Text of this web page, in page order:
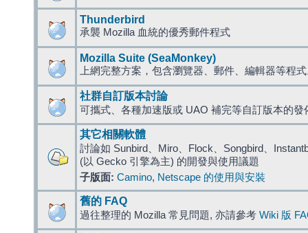
Thunderbird
承襲 Mozilla 血統的優秀郵件程式
Mozilla Suite (SeaMonkey)
上網完整方案，包含瀏覽器、郵件、編輯器等程
社群自訂版本討論
可攜式、各種加速版或 UAO 補完等自訂版本的發
其它相關軟體
討論如 Sunbird、Miro、Flock、Songbird、
(以 Gecko 引擎為主) 的開發與使用議題
子版面: Camino, Netscape 的使用與安裝
舊的 FAQ
過往整理的 Mozilla 常見問題, 亦請參考 Wiki 版